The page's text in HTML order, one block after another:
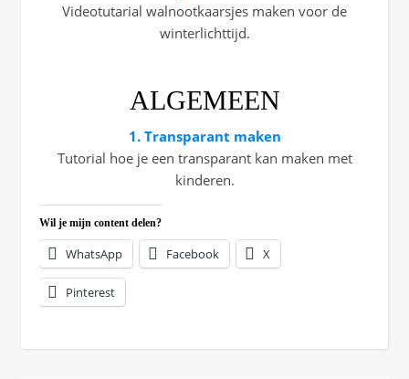
Videotutarial walnootkaarsjes maken voor de
winterlichttijd.
ALGEMEEN
1. Transparant maken
Tutorial hoe je een transparant kan maken met
kinderen.
Wil je mijn content delen?
WhatsApp Facebook X
Pinterest